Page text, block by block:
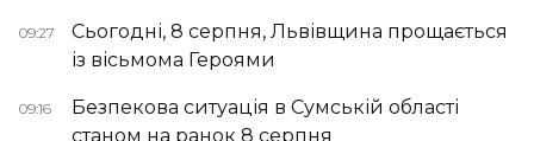
09:27
Сьогодні, 8 серпня, Львівщина прощається
із вісьмома Героями
09:16
Безпекова ситуація в Сумській області
станом на ранок 8 серпня